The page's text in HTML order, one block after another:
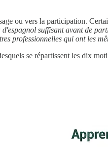
ou vers la participation.
suffisant avant de
professionnelles qui ont les
se répartissent les dix